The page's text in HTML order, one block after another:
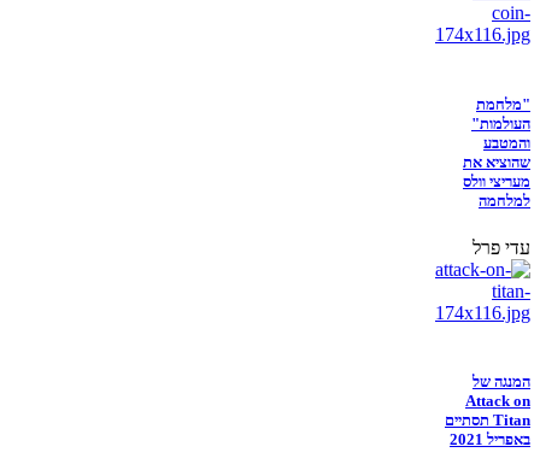
"מלחמת
העולמות"
והמטבע
שהוציא את
מעריצי וולס
למלחמה
עדי פרל
המנגה של
Attack on
Titan תסתיים
באפריל 2021